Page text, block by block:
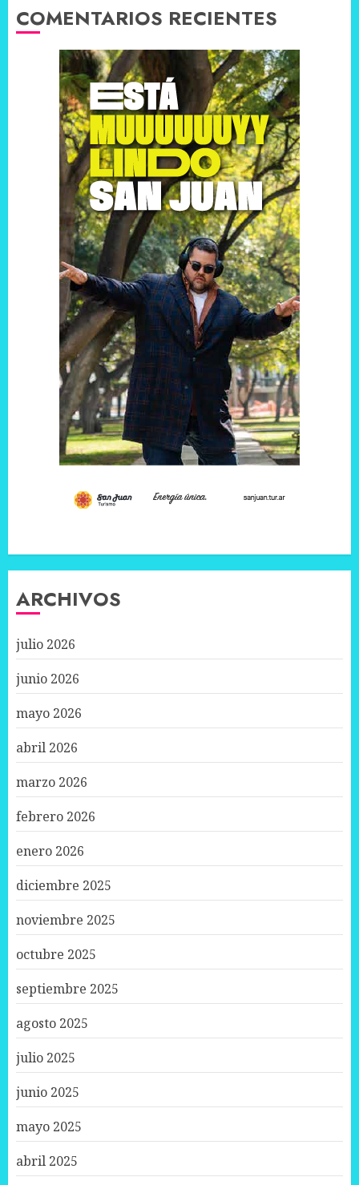
COMENTARIOS RECIENTES
ARCHIVOS
julio 2026
junio 2026
mayo 2026
abril 2026
marzo 2026
febrero 2026
enero 2026
diciembre 2025
noviembre 2025
octubre 2025
septiembre 2025
agosto 2025
julio 2025
junio 2025
mayo 2025
abril 2025